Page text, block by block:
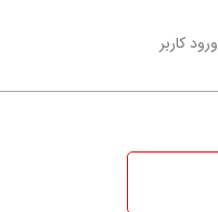
ورود کاربر